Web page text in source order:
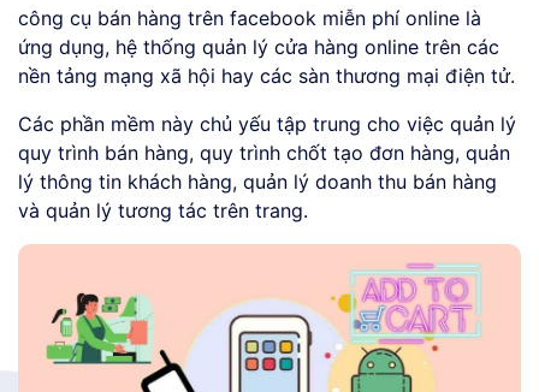
công cụ bán hàng trên facebook miễn phí online là
ứng dụng, hệ thống quản lý cửa hàng online trên các
nền tảng mạng xã hội hay các sàn thương mại điện tử.
Các phần mềm này chủ yếu tập trung cho việc quản lý
quy trình bán hàng, quy trình chốt tạo đơn hàng, quản
lý thông tin khách hàng, quản lý doanh thu bán hàng
và quản lý tương tác trên trang.